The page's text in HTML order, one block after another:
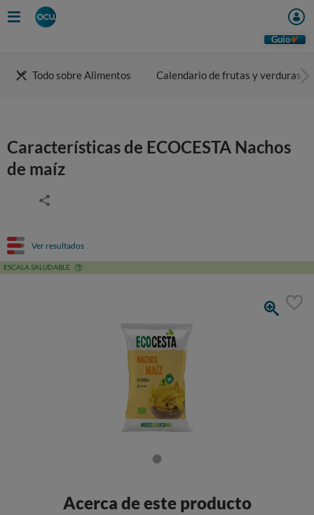
Guio
Todo sobre Alimentos Calendario de frutas y verduras
Características de ECOCESTA Nachos
de maíz
Ver resultados
ESCALA SALUDABLE
Acerca de este producto